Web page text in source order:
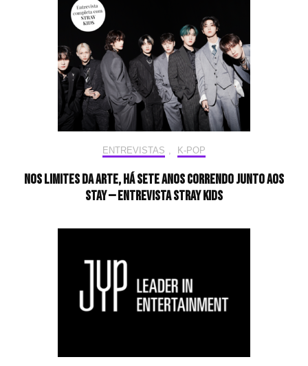
ENTREVISTAS , K-POP
Nos limites da arte, há sete anos correndo junto aos
STAY — Entrevista Stray Kids